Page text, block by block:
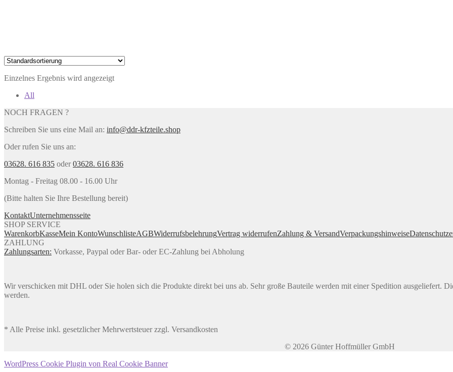
Einzelnes Ergebnis wird angezeigt
All
NOCH FRAGEN ?
Schreiben Sie uns eine Mail an: info@ddr-kfzteile.shop
Oder rufen Sie uns an:
03628. 616 835 oder03628. 616 836
Montag - Freitag 08.00 - 16.00 Uhr
(Bitte halten Sie Ihre Bestellung bereit)
KontaktUnternehmensseite
SHOP SERVICE
WarenkorbKasseMein KontoWunschlisteAGBWiderrufsbelehrungVertrag widerrufenZahlung & VersandVerpackungshinweise
ZAHLUNG
Zahlungsarten: Vorkasse, Paypal oder Bar- oder EC-Zahlung bei Abholung
Wir verschicken mit DHL oder Sie holen sich die Produkte direkt bei uns ab. Sehr große Bauteile werden mit einer Spedition ausgeliefert.
werden.
* Alle Preise inkl. gesetzlicher Mehrwertsteuer zzgl. Versandkosten
© 2026 Günter Hoffmüller GmbH
WordPress Cookie Plugin von Real Cookie Banner